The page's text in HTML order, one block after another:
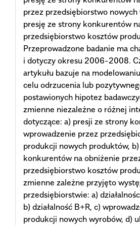
przez przedsiębiorstwo
presję ze strony konkurentów
przedsiębiorstwo kosztów
Przeprowadzone badanie ma
i dotyczy okresu 2006-2008.
artykułu bazuje na
celu odrzucenia lub
postawionych hipotez
zmienne niezależne o różnej
dotyczące: a) presji ze strony
wprowadzenie przez
produkcji nowych produktów,
konkurentów na obniżenie
przedsiębiorstwo kosztów
zmienne zależne przyjęto
przedsiębiorstwie: a)
b) działalność B+R, c)
produkcji nowych wyrobów, d)